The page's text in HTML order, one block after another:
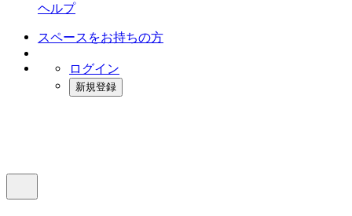
ヘルプ
スペースをお持ちの方
ログイン
新規登録